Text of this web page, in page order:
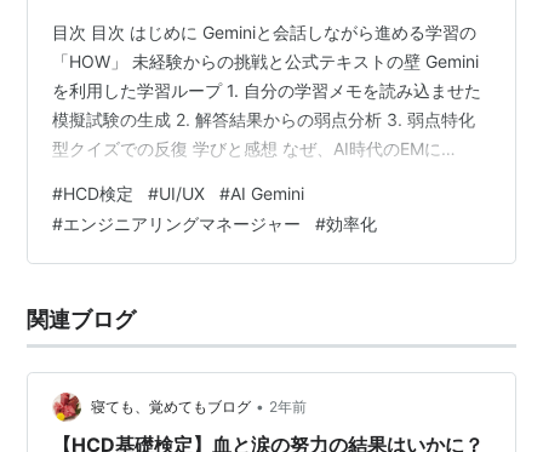
目次 目次 はじめに Geminiと会話しながら進める学習の
「HOW」 未経験からの挑戦と公式テキストの壁 Gemini
を利用した学習ループ 1. 自分の学習メモを読み込ませた
模擬試験の生成 2. 解答結果からの弱点分析 3. 弱点特化
型クイズでの反復 学びと感想 なぜ、AI時代のEMに
はじめに こんにちは。フォースタートアップスでエンジ
ニアリングマネージャー（EM）をしている八巻
（@hachimaki37）です。 現在、EMとして新たに取り組
と、「AIを活用して取り組む新しい学習法…
#HCD検定 #UI/UX #AI Gemini
#エンジニアリングマネージャー #効率化
関連ブログ
寝ても、覚めてもブログ • 2年前
【HCD基礎検定】血と涙の努力の結果はいかに？